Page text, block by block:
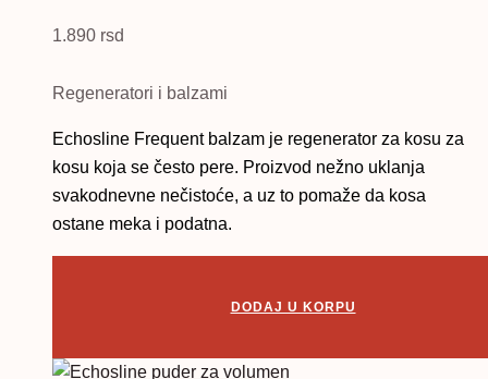
1.890 rsd
Regeneratori i balzami
Echosline Frequent balzam je regenerator za kosu za
kosu koja se često pere. Proizvod nežno uklanja
svakodnevne nečistoće, a uz to pomaže da kosa
ostane meka i podatna.
DODAJ U KORPU